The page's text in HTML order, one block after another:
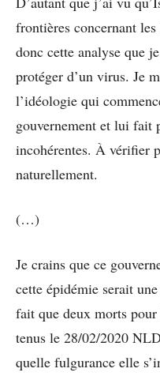
frontières concernant
donc cette analyse que
protéger d’un virus. Je
l’idéologie qui
gouvernement et lui fait
incohérentes. À vérifier
naturellement.
(…)
Je crains que ce
cette épidémie serait
fait que deux morts
tenus le 28/02/2020
quelle fulgurance elle